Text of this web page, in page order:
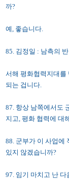
까?
예, 좋습니다.
85. 김정일 : 남측의
서해 평화협력지대를
되는 겁니다.
87. 항상 남쪽에서도
지고, 평화 협력에 대
88. 군부가 이 사업에
있지 않겠습니까?
97. 임기 마치고 난